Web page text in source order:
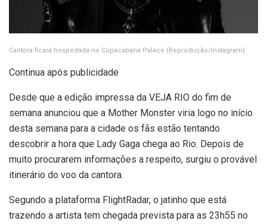
Cantora ficará hospedada no Copacabana Palace (Reprodução/Instagram)
Continua após publicidade
Desde que a edição impressa da VEJA RIO do fim de
semana anunciou que a Mother Monster viria logo no início
desta semana para a cidade os fãs estão tentando
descobrir a hora que Lady Gaga chega ao Rio. Depois de
muito procurarem informações a respeito, surgiu o provável
itinerário do voo da cantora.
Segundo a plataforma FlightRadar, o jatinho que está
trazendo a artista tem chegada prevista para as 23h55 no